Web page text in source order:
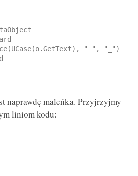
" ", "_")
naprawdę maleńka. Przyjrzyjmy
liniom kodu: